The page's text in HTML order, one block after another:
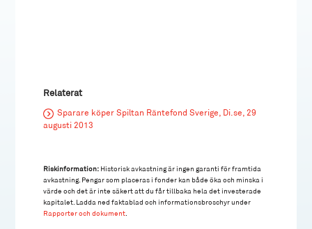
Relaterat
Sparare köper Spiltan Räntefond Sverige, Di.se, 29
augusti 2013
Riskinformation: Historisk avkastning är ingen garanti för framtida
avkastning. Pengar som placeras i fonder kan både öka och minska i
värde och det är inte säkert att du får tillbaka hela det investerade
kapitalet. Ladda ned faktablad och informationsbroschyr under
Rapporter och dokument.